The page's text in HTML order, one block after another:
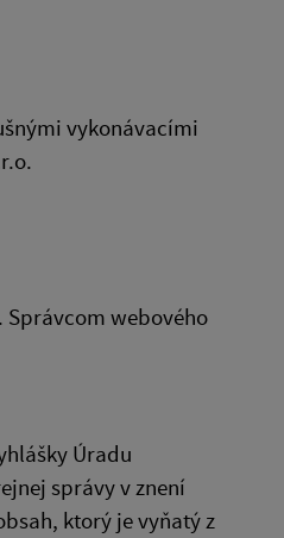
vykonávacími
. Správcom webového
Úradu
správy v znení
ktorý je vyňatý z